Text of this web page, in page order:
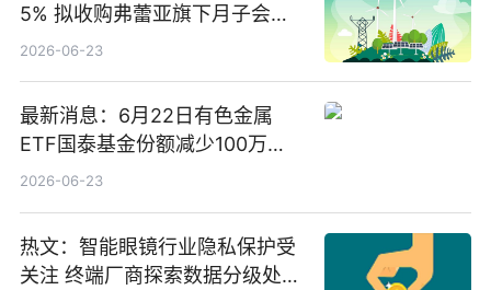
5% 拟收购弗蕾亚旗下月子会所
业务少数股权
2026-06-23
最新消息：6月22日有色金属
ETF国泰基金份额减少100万
份，重仓股紫金矿业、洛阳钼
2026-06-23
热文：智能眼镜行业隐私保护受
关注 终端厂商探索数据分级处理